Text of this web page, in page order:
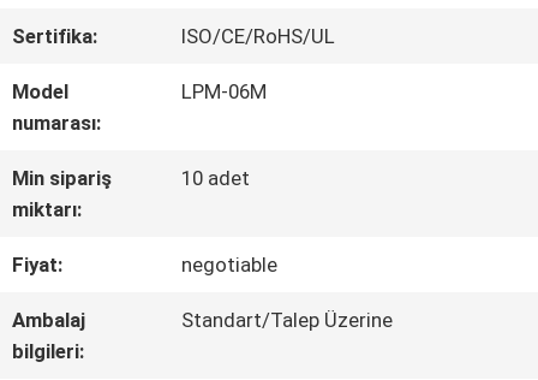
GÖSTERISI
HAKKIMIZDA
FABRIKA
TURU
KALITE
Sertifika: ISO/CE/RoHS/UL
Model
numarası:
LPM-06M
Min sipariş
miktarı:
10 adet
Fiyat: negotiable
Ambalaj
bilgileri:
Standart/Talep Üzerine